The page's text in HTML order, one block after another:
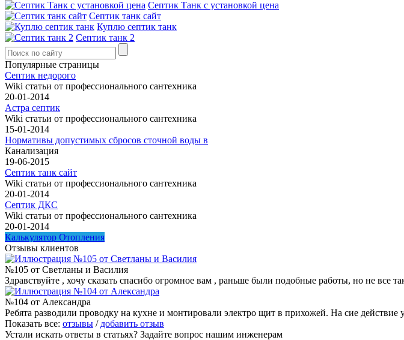
Септик Танк с установкой цена
Септик танк сайт
Куплю септик танк
Септик танк 2
Популярные страницы
Септик недорого
Wiki статьи от профессионального сантехника
20-01-2014
Астра септик
Wiki статьи от профессионального сантехника
15-01-2014
Нормативы допустимых сбросов сточной воды в
Канализация
19-06-2015
Септик танк сайт
Wiki статьи от профессионального сантехника
20-01-2014
Септик ДКС
Wiki статьи от профессионального сантехника
20-01-2014
Калькулятор Отопления
Отзывы клиентов
№105 от Светланы и Василия
Здравствуйте , хочу сказать спасибо огромное вам , раньше были подобные работы, но не все
№104 от Александра
Ребята разводили проводку на кухне и монтировали электро щит в прихожей. На сие
Показать все: отзывы / добавить отзыв
Устали искать ответы в статьях? Задайте вопрос нашим инженерам